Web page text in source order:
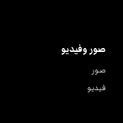
صور وفيديو
صور
فيديو